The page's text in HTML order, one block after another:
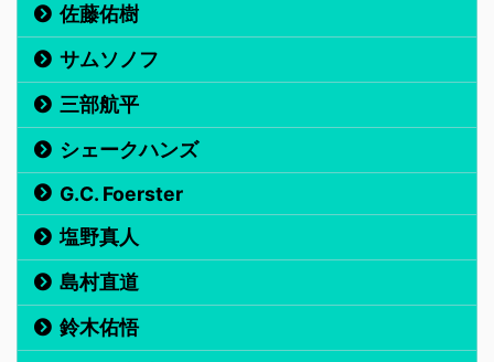
佐藤佑樹
サムソノフ
三部航平
シェークハンズ
G.C. Foerster
塩野真人
島村直道
鈴木佑悟